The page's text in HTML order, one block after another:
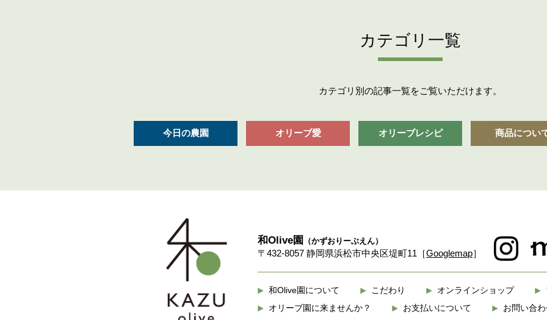
カテゴリ一覧
カテゴリ別の記事一覧をご覧いただけます。
今日の農園 オリーブ愛 オリーブレシピ 商品につい
和Olive園 （かずおりーぶえん）
〒432-8057 静岡県浜松市中央区堤町11 ［Googlemap］
和Olive園について こだわり オンラインショップ
オリーブ園に来ませんか？
お支払いについて お問い合